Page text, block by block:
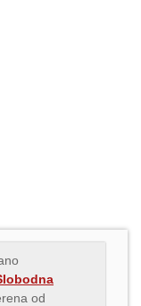
od